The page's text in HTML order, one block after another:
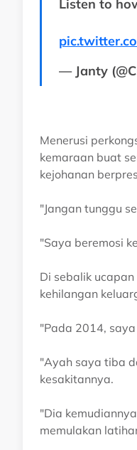
Listen to
— Janty
Menerusi
kemaraan buat
kejohanan
"Jangan tunggu
"Saya beremosi
Di sebalik
kehilangan
"Pada 2014,
"Ayah saya tiba
kesakitannya.
"Dia
memulakan